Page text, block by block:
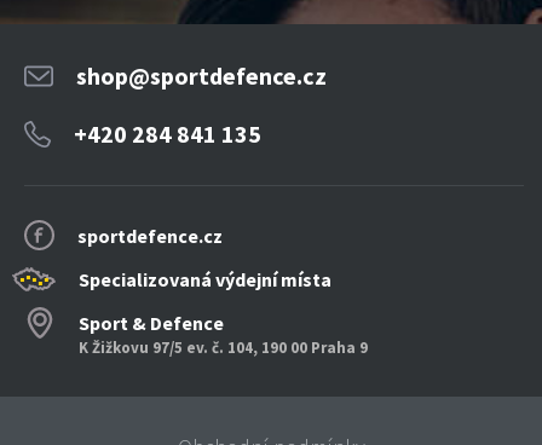
sportdefence.cz
Specializovaná výdejní místa
Sport & Defence
K Žižkovu 97/5 ev. č. 104, 190 00 Praha 9
shop@sportdefence.cz
+420 284 841 135